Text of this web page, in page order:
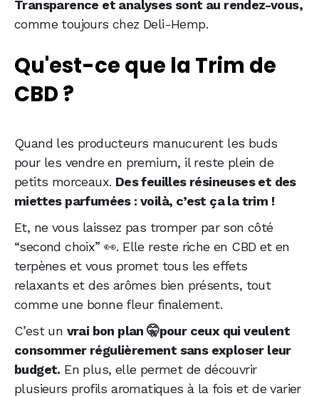
Transparence et analyses sont au rendez-vous,
comme toujours chez Deli-Hemp.
Qu'est-ce que la Trim de
CBD ?
Quand les producteurs manucurent les buds
pour les vendre en premium, il reste plein de
petits morceaux. Des feuilles résineuses et des
miettes parfumées : voilà, c’est ça la trim !
Et, ne vous laissez pas tromper par son côté
“second choix” 👀. Elle reste riche en CBD et en
terpènes et vous promet tous les effets
relaxants et des arômes bien présents, tout
comme une bonne fleur finalement.
C’est un vrai bon plan 🤫pour ceux qui veulent
consommer régulièrement sans exploser leur
budget. En plus, elle permet de découvrir
plusieurs profils aromatiques à la fois et de varier